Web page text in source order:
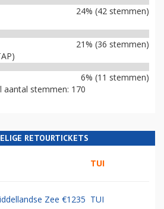
24% (42 stemmen)
21% (36 stemmen)
6% (11 stemmen)
aantal stemmen: 170
RETOURTICKETS
TUI
Zee €1235 TUI